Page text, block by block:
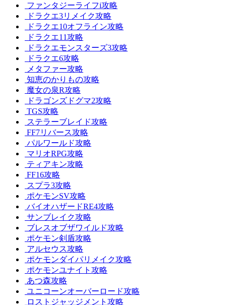
ファンタジーライフi攻略
ドラクエ3リメイク攻略
ドラクエ10オフライン攻略
ドラクエ11攻略
ドラクエモンスターズ3攻略
ドラクエ6攻略
メタファー攻略
知恵のかりもの攻略
魔女の泉R攻略
ドラゴンズドグマ2攻略
TGS攻略
ステラーブレイド攻略
FF7リバース攻略
パルワールド攻略
マリオRPG攻略
ティアキン攻略
FF16攻略
スプラ3攻略
ポケモンSV攻略
バイオハザードRE4攻略
サンブレイク攻略
ブレスオブザワイルド攻略
ポケモン剣盾攻略
アルセウス攻略
ポケモンダイパリメイク攻略
ポケモンユナイト攻略
あつ森攻略
ユニコーンオーバーロード攻略
ロストジャッジメント攻略